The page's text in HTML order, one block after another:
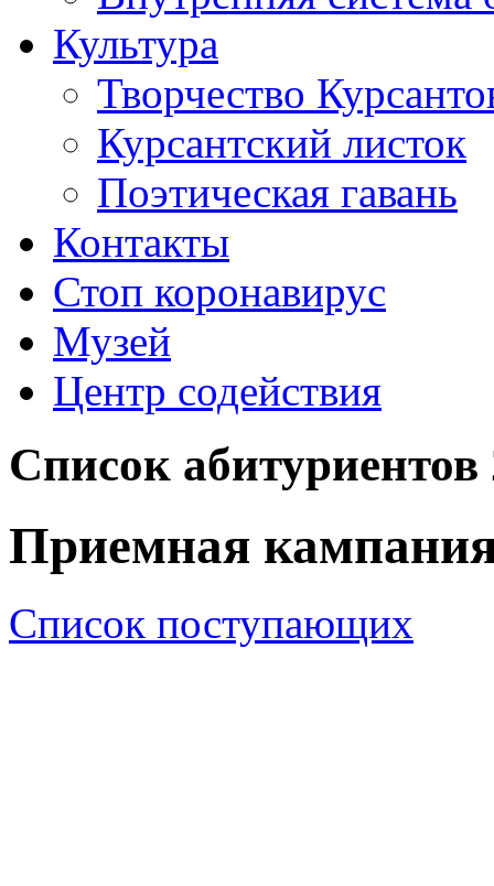
Культура
Творчество
Курсантский листок
Поэтическая гавань
Контакты
Стоп коронавирус
Музей
Центр содействия
Список абитуриентов
Приемная
Список поступающих